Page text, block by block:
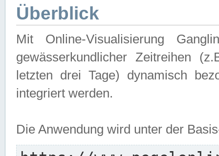
Überblick
Mit Online-Visualisierung
gewässerkundlicher Zeitreihen
letzten drei Tage) dynamisch
integriert werden.
Die Anwendung wird unter der